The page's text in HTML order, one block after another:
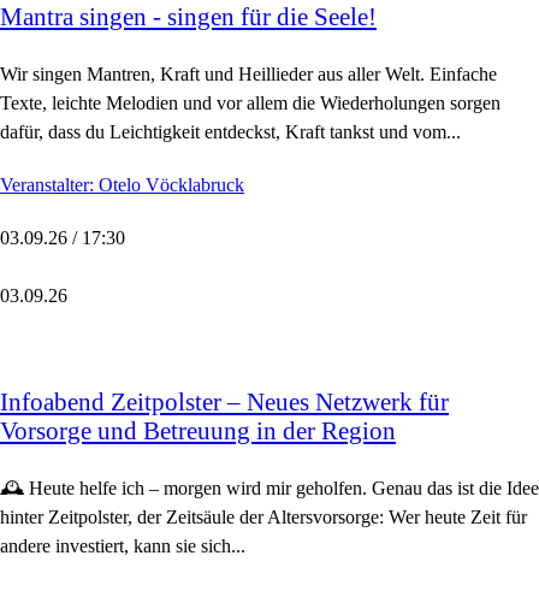
Mantra singen - singen für die Seele!
Wir singen Mantren, Kraft und Heillieder aus aller Welt. Einfache
Texte, leichte Melodien und vor allem die Wiederholungen sorgen
dafür, dass du Leichtigkeit entdeckst, Kraft tankst und vom...
Veranstalter: Otelo Vöcklabruck
03.09.26 / 17:30
03.09.26
Infoabend Zeitpolster – Neues Netzwerk für
Vorsorge und Betreuung in der Region
🕰️ Heute helfe ich – morgen wird mir geholfen. Genau das ist die Idee
hinter Zeitpolster, der Zeitsäule der Altersvorsorge: Wer heute Zeit für
andere investiert, kann sie sich...